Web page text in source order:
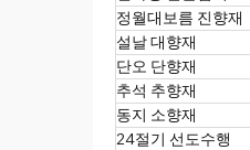
정월대보름 진향재
설날 대향재
단오 단향재
추석 추향재
동지 소향재
24절기 선도수행